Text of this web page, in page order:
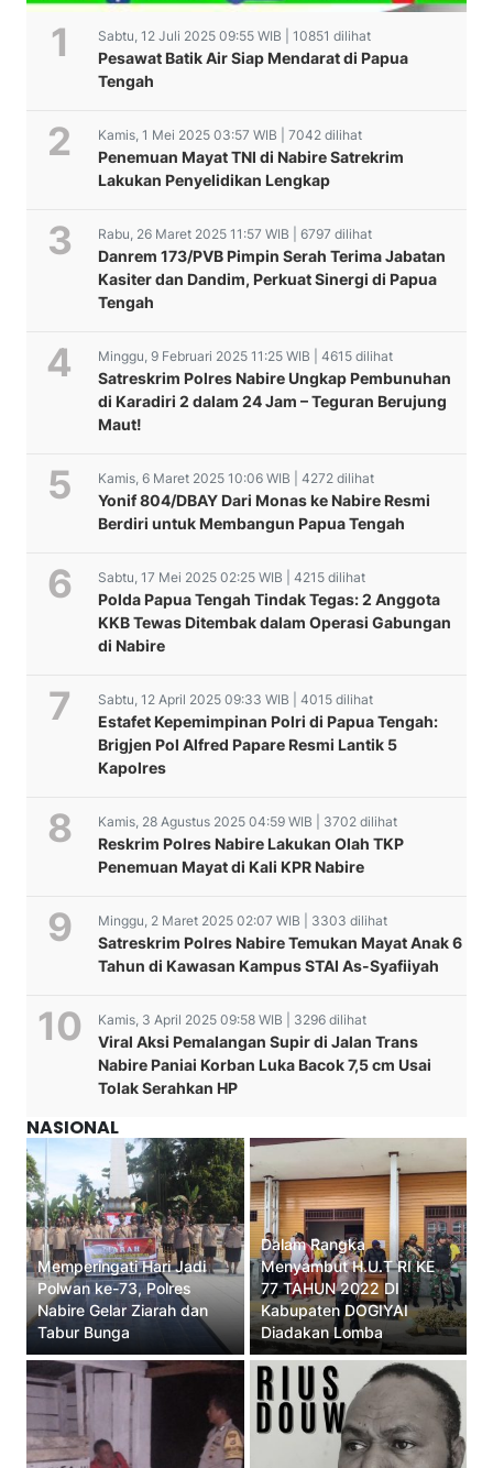
Sabtu, 12 Juli 2025 09:55 WIB | 10851 dilihat
Pesawat Batik Air Siap Mendarat di Papua
Tengah
Kamis, 1 Mei 2025 03:57 WIB | 7042 dilihat
Penemuan Mayat TNI di Nabire Satrekrim
Lakukan Penyelidikan Lengkap
Rabu, 26 Maret 2025 11:57 WIB | 6797 dilihat
Danrem 173/PVB Pimpin Serah Terima Jabatan
Kasiter dan Dandim, Perkuat Sinergi di Papua
Tengah
Minggu, 9 Februari 2025 11:25 WIB | 4615 dilihat
Satreskrim Polres Nabire Ungkap Pembunuhan
di Karadiri 2 dalam 24 Jam – Teguran Berujung
Maut!
Kamis, 6 Maret 2025 10:06 WIB | 4272 dilihat
Yonif 804/DBAY Dari Monas ke Nabire Resmi
Berdiri untuk Membangun Papua Tengah
Sabtu, 17 Mei 2025 02:25 WIB | 4215 dilihat
Polda Papua Tengah Tindak Tegas: 2 Anggota
KKB Tewas Ditembak dalam Operasi Gabungan
di Nabire
Sabtu, 12 April 2025 09:33 WIB | 4015 dilihat
Estafet Kepemimpinan Polri di Papua Tengah:
Brigjen Pol Alfred Papare Resmi Lantik 5
Kapolres
Kamis, 28 Agustus 2025 04:59 WIB | 3702 dilihat
Reskrim Polres Nabire Lakukan Olah TKP
Penemuan Mayat di Kali KPR Nabire
Minggu, 2 Maret 2025 02:07 WIB | 3303 dilihat
Satreskrim Polres Nabire Temukan Mayat Anak 6
Tahun di Kawasan Kampus STAI As-Syafiiyah
Kamis, 3 April 2025 09:58 WIB | 3296 dilihat
Viral Aksi Pemalangan Supir di Jalan Trans
Nabire Paniai Korban Luka Bacok 7,5 cm Usai
Tolak Serahkan HP
NASIONAL
Memperingati Hari Jadi
Polwan ke-73, Polres
Nabire Gelar Ziarah dan
Tabur Bunga
Dalam Rangka
Menyambut H.U.T RI KE
77 TAHUN 2022 DI
Kabupaten DOGIYAI
Diadakan Lomba